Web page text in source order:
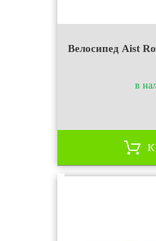
Велосипед Aist
в